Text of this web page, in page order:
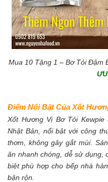
Mua 10 Tặng 1 – Bơ Tỏi Đậm
Điểm Nổi Bật Của Xốt
Xốt Hương Vị Bơ Tỏi
Nhật Bản, nổi bật với công
thơm, không gây gắt mùi.
ăn nhanh chóng, dễ sử dụng,
biệt phù hợp cho bếp nhà
bận rộn.